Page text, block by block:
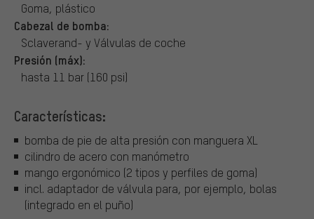
Goma, plástico
Cabezal de bomba:
Sclaverand- y Válvulas de coche
Presión (máx):
hasta 11 bar (160 psi)
Características:
bomba de pie de alta presión con manguera XL
cilindro de acero con manómetro
mango ergonómico (2 tipos y perfiles de goma)
incl. adaptador de válvula para, por ejemplo, bolas
(integrado en el puño)